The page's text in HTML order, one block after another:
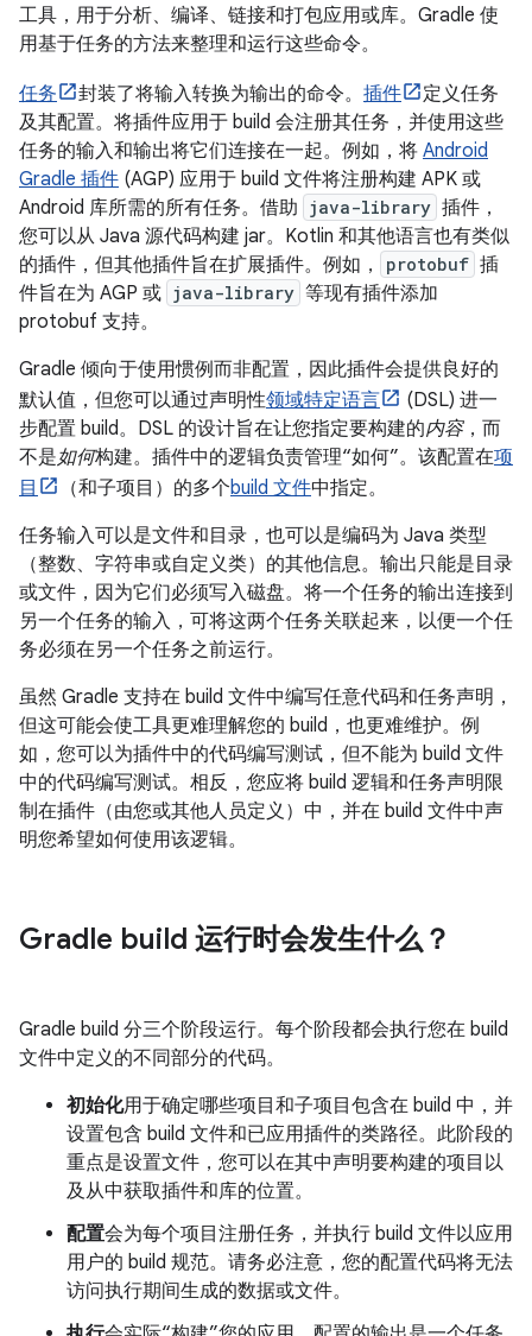
工具，用于分析、编译、链接和打包应用或库。Gradle 使
用基于任务的方法来整理和运行这些命令。
任务 封装了将输入转换为输出的命令。 插件
定义任务
及其配置。将插件应用于 build 会注册其任务，并使用这些
任务的输入和输出将它们连接在一起。例如，将 Android
Gradle 插件 (AGP) 应用于 build 文件将注册构建 APK 或
Android 库所需的所有任务。借助 java-library 插件，
您可以从 Java 源代码构建 jar。Kotlin 和其他语言也有类似
的插件，但其他插件旨在扩展插件。例如，
protobuf 插
件旨在为 AGP 或 java-library 等现有插件添加
protobuf 支持。
Gradle 倾向于使用惯例而非配置，因此插件会提供良好的
默认值，但您可以通过声明性领域特定语言
(DSL) 进一
步配置 build。DSL 的设计旨在让您指定要构建的内容，而
不是如何构建。插件中的逻辑负责管理“如何”。该配置在项
目
（和子项目）的多个build 文件中指定。
任务输入可以是文件和目录，也可以是编码为 Java 类型
（整数、字符串或自定义类）的其他信息。输出只能是目录
或文件，因为它们必须写入磁盘。将一个任务的输出连接到
另一个任务的输入，可将这两个任务关联起来，以便一个任
务必须在另一个任务之前运行。
虽然 Gradle 支持在 build 文件中编写任意代码和任务声明，
但这可能会使工具更难理解您的 build，也更难维护。例
如，您可以为插件中的代码编写测试，但不能为 build 文件
中的代码编写测试。相反，您应将 build 逻辑和任务声明限
制在插件（由您或其他人员定义）中，并在 build 文件中声
明您希望如何使用该逻辑。
Gradle build 运行时会发生什么？
Gradle build 分三个阶段运行。每个阶段都会执行您在 build
文件中定义的不同部分的代码。
初始化用于确定哪些项目和子项目包含在 build 中，并
设置包含 build 文件和已应用插件的类路径。此阶段的
重点是设置文件，您可以在其中声明要构建的项目以
及从中获取插件和库的位置。
配置会为每个项目注册任务，并执行 build 文件以应用
用户的 build 规范。请务必注意，您的配置代码将无法
访问执行期间生成的数据或文件。